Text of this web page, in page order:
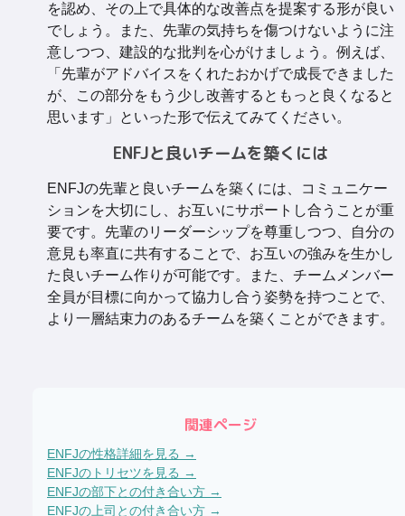
を認め、その上で具体的な改善点を提案する形が良い
でしょう。また、先輩の気持ちを傷つけないように注
意しつつ、建設的な批判を心がけましょう。例えば、
「先輩がアドバイスをくれたおかげで成長できました
が、この部分をもう少し改善するともっと良くなると
思います」といった形で伝えてみてください。
ENFJと良いチームを築くには
ENFJの先輩と良いチームを築くには、コミュニケー
ションを大切にし、お互いにサポートし合うことが重
要です。先輩のリーダーシップを尊重しつつ、自分の
意見も率直に共有することで、お互いの強みを生かし
た良いチーム作りが可能です。また、チームメンバー
全員が目標に向かって協力し合う姿勢を持つことで、
より一層結束力のあるチームを築くことができます。
関連ページ
ENFJの性格詳細を見る →
ENFJのトリセツを見る →
ENFJの部下との付き合い方 →
ENFJの上司との付き合い方 →